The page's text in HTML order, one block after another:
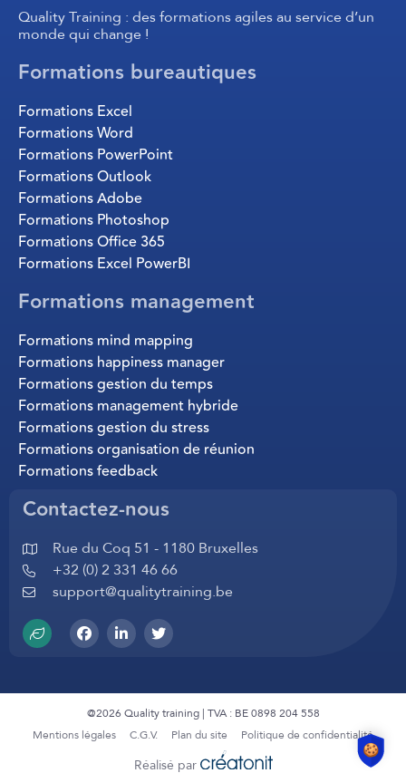
Quality Training : des formations agiles au service d’un
monde qui change !
Formations bureautiques
Formations Excel
Formations Word
Formations PowerPoint
Formations Outlook
Formations Adobe
Formations Photoshop
Formations Office 365
Formations Excel PowerBI
Formations management
Formations mind mapping
Formations happiness manager
Formations gestion du temps
Formations management hybride
Formations gestion du stress
Formations organisation de réunion
Formations feedback
Contactez-nous
Rue du Coq 51 - 1180 Bruxelles
+32 (0) 2 331 46 66
support@qualitytraining.be
@2026 Quality training | TVA : BE 0898 204 558
Mentions légales
C.G.V. Plan du site Politique de confidentialité
Réalisé par